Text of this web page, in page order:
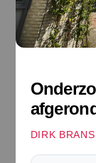
DIRK BRANS